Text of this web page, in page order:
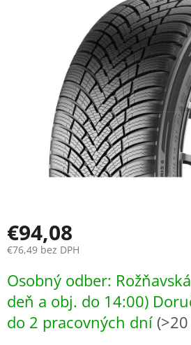
€94,08
€76,49 bez DPH
cena:
Osobný odber:
deň a obj. do 14:00)
do 2 pracovných dní